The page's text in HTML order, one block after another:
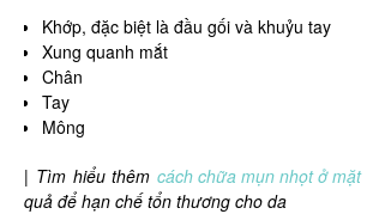
Khớp, đặc biệt là đầu gối và khuỷu tay
Xung quanh mắt
Chân
Tay
Mông
| Tìm hiểu thêm cách chữa mụn nhọt ở mặt
quả để hạn chế tổn thương cho da